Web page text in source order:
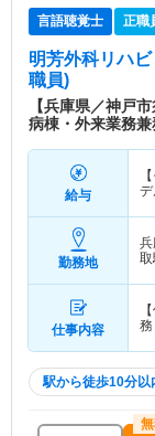
言語聴覚士 正職
明芳外科リハ
職員)
【兵庫県／神戸
病棟・外来業務
給与
デ
勤務地
兵
仕事内容
駅から徒歩10分以